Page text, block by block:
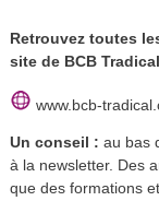
Retrouvez toutes
site de BCB
www.bcb-
Un conseil : au bas
à la newsletter. Des
que des formations